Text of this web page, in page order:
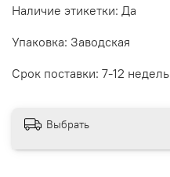
Наличие этикетки: Да
Упаковка: Заводская
Срок поставки: 7-12 недель
Выбрать